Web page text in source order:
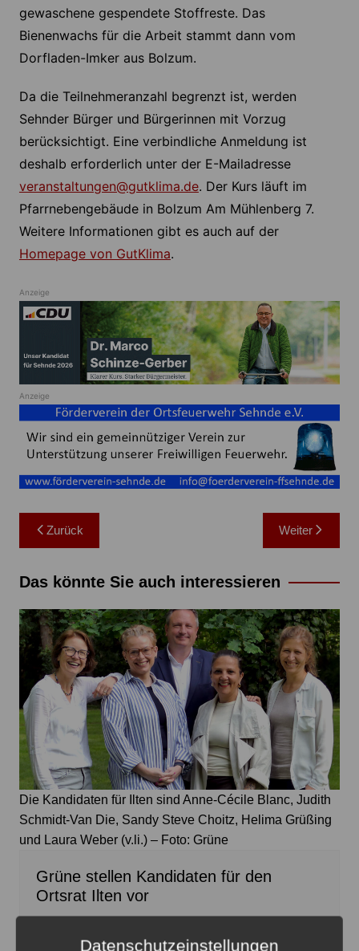
gewaschene gespendete Stoffreste. Das
Bienenwachs für die Arbeit stammt dann vom
Dorfladen-Imker aus Bolzum.
Da die Teilnehmeranzahl begrenzt ist, werden
Sehnder Bürger und Bürgerinnen mit Vorzug
berücksichtigt. Eine verbindliche Anmeldung ist
deshalb erforderlich unter der E-Mailadresse
veranstaltungen@gutklima.de. Der Kurs läuft im
Pfarrnebengebäude in Bolzum Am Mühlenberg 7.
Weitere Informationen gibt es auch auf der
Homepage von GutKlima.
Anzeige
Anzeige
Beitragsnavigation
Zurück Weiter
Das könnte Sie auch interessieren
Die Kandidaten für Ilten sind Anne-Cécile Blanc, Judith
Schmidt-Van Die, Sandy Steve Choitz, Helima Grüßing
und Laura Weber (v.li.) – Foto: Grüne
Grüne stellen Kandidaten für den
Ortsrat Ilten vor
Datenschutzeinstellungen